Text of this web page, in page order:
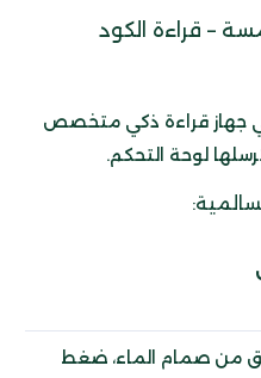
– قراءة الكود
جهاز قراءة ذكي متخصص
لوحة التحكم.
من صمام الماء، ضغط